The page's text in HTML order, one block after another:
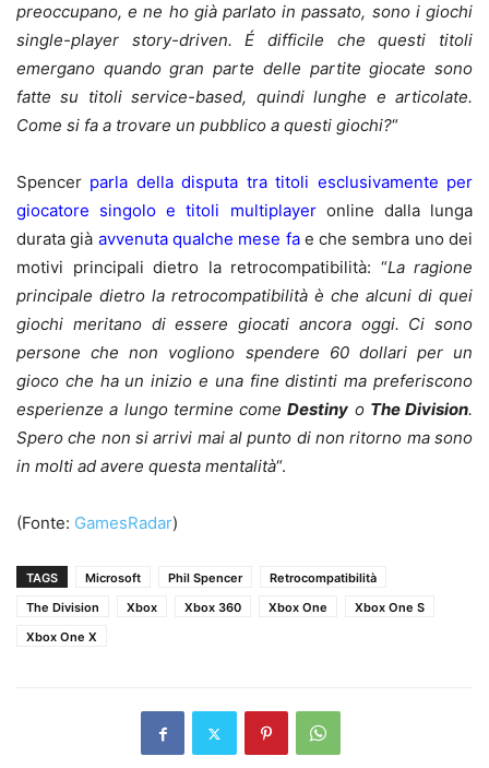
preoccupano, e ne ho già parlato in passato, sono i giochi
single-player story-driven. É difficile che questi titoli
emergano quando gran parte delle partite giocate sono
fatte su titoli service-based, quindi lunghe e articolate.
Come si fa a trovare un pubblico a questi giochi?“
Spencer parla della disputa tra titoli esclusivamente per
giocatore singolo e titoli multiplayeronline dalla lunga
durata già avvenuta qualche mese fae che sembra uno dei
motivi principali dietro la retrocompatibilità: “La ragione
principale dietro la retrocompatibilità è che alcuni di quei
giochi meritano di essere giocati ancora oggi. Ci sono
persone che non vogliono spendere 60 dollari per un
gioco che ha un inizio e una fine distinti ma preferiscono
esperienze a lungo termine comeDestiny o The Division.
Spero che non si arrivi mai al punto di non ritorno ma sono
in molti ad avere questa mentalità“.
(Fonte: GamesRadar)
TAGS Microsoft Phil Spencer
Retrocompatibilità
The Division
Xbox Xbox 360 Xbox One
Xbox One S
Xbox One X